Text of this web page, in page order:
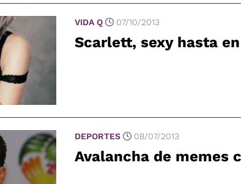
VIDA Q 07/10/2013
Scarlett, sexy hasta
DEPORTES 08/07/2013
Avalancha de memes